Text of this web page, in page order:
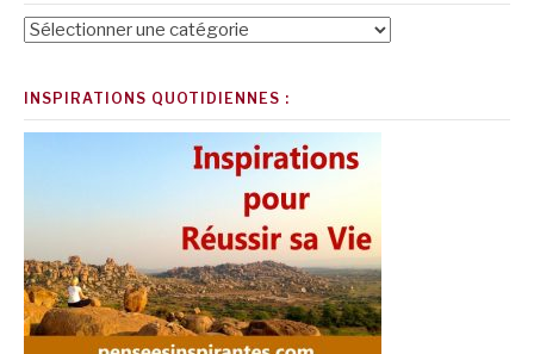
Catégories
INSPIRATIONS QUOTIDIENNES :